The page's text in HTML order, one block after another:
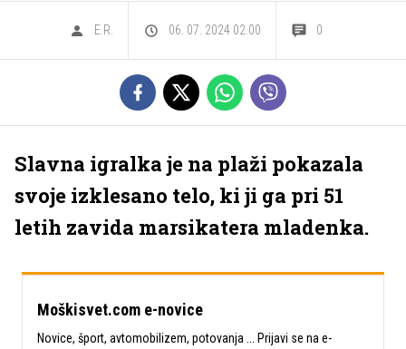
E.R. 06. 07. 2024 02.00 0
Slavna igralka je na plaži pokazala
svoje izklesano telo, ki ji ga pri 51
letih zavida marsikatera mladenka.
Moškisvet.com e-novice
Novice, šport, avtomobilizem, potovanja ... Prijavi se na e-